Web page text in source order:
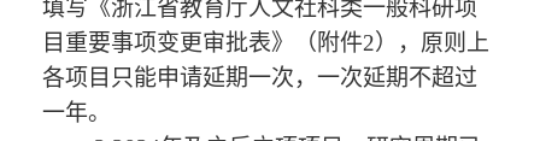
填写《浙江省教育厅人文社科类一般科研项
目重要事项变更审批表》（附件2），原则上
各项目只能申请延期一次，一次延期不超过
一年。